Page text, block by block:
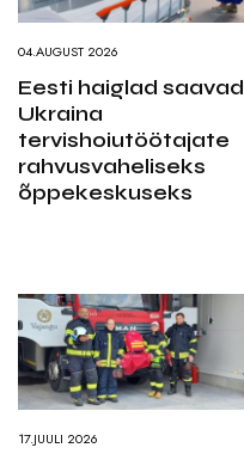
04.AUGUST 2026
Eesti haiglad saavad
Ukraina
tervishoiutöötajate
rahvusvaheliseks
õppekeskuseks
17.JUULI 2026